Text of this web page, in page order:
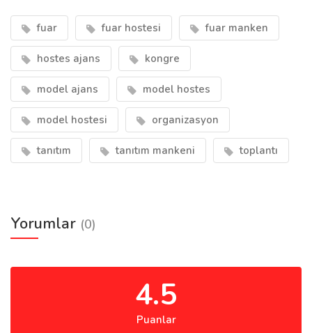
fuar fuar hostesi fuar manken
hostes ajans kongre
model ajans model hostes
model hostesi organizasyon
tanıtım tanıtım mankeni toplantı
Yorumlar (0)
4.5
Puanlar